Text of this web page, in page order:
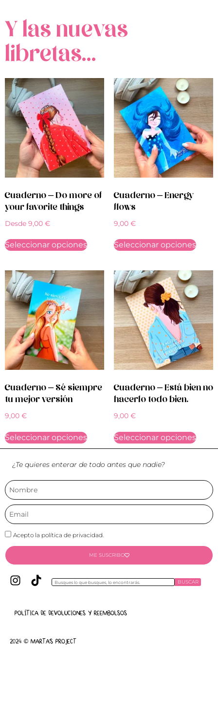
Y las nuevas
libretas...
Cuaderno – Do more of
your favorite things
Desde 9,00 €
Seleccionar opciones
Cuaderno – Energy
flows
9,00 €
Seleccionar opciones
Cuaderno – Sé siempre
tu mejor versión
9,00 €
Seleccionar opciones
Cuaderno – Está bien no
hacerlo todo bien.
9,00 €
Seleccionar opciones
¿Te quieres enterar de todo antes que nadie?
Acepto la política de privacidad.
ME SUSCRIBO
BUSCAR
POLÍTICA DE DEVOLUCIONES Y REEMBOLSOS
2024 © MARTA'S PROJECT